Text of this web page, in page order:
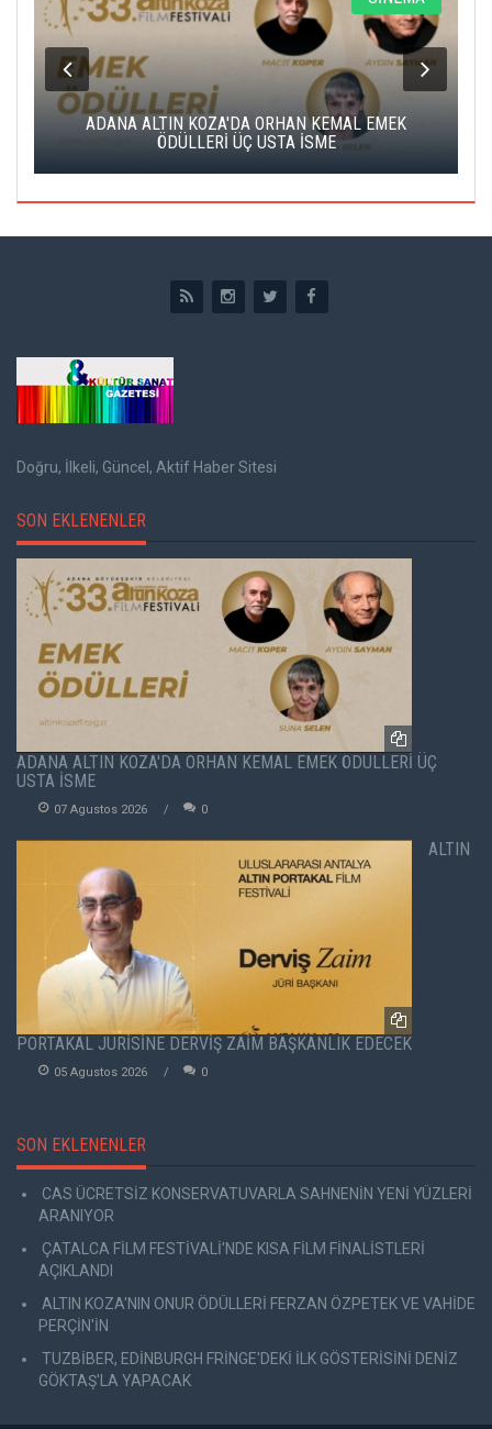
ADANA ALTIN KOZA'DA ORHAN KEMAL EMEK
ÖDÜLLERİ ÜÇ USTA İSME
Doğru, İlkeli, Güncel, Aktif Haber Sitesi
SON EKLENENLER
ADANA ALTIN KOZA'DA ORHAN KEMAL EMEK ÖDÜLLERİ ÜÇ
USTA İSME
07 Agustos 2026 0
ALTIN
PORTAKAL JÜRİSİNE DERVİŞ ZAİM BAŞKANLIK EDECEK
05 Agustos 2026 0
SON EKLENENLER
CAS ÜCRETSİZ KONSERVATUVARLA SAHNENİN YENİ YÜZLERİ
ARANIYOR
ÇATALCA FİLM FESTİVALİ'NDE KISA FİLM FİNALİSTLERİ
AÇIKLANDI
ALTIN KOZA'NIN ONUR ÖDÜLLERİ FERZAN ÖZPETEK VE VAHİDE
PERÇİN'İN
TUZBİBER, EDİNBURGH FRİNGE'DEKİ İLK GÖSTERİSİNİ DENİZ
GÖKTAŞ'LA YAPACAK